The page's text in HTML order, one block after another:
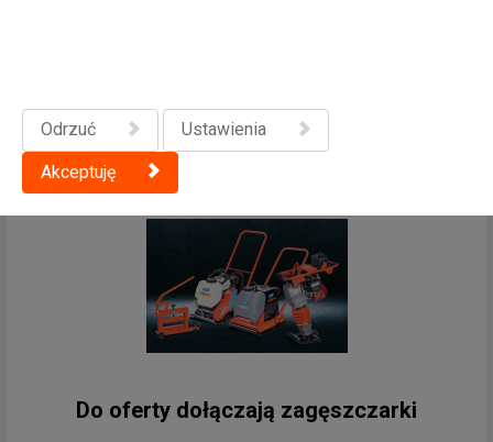
Do oferty dołączają zagęszczarki
Odrzuć Ustawienia
Akceptuję